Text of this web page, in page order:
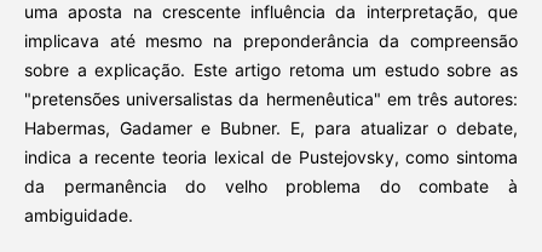
uma aposta na crescente influência da interpretação, que
implicava até mesmo na preponderância da compreensão
sobre a explicação. Este artigo retoma um estudo sobre as
"pretensões universalistas da hermenêutica" em três autores:
Habermas, Gadamer e Bubner. E, para atualizar o debate,
indica a recente teoria lexical de Pustejovsky, como sintoma
da permanência do velho problema do combate à
ambiguidade.